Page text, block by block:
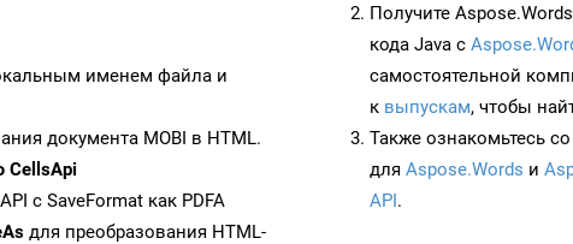
именем файла и
документа MOBI в HTML.
CellsApi
с SaveFormat как PDFA
для преобразования HTML-
Получите
кода Java с
самостоятельной
к выпускам, чтобы
Также ознакомьтесь
для Aspose.Words и
API.